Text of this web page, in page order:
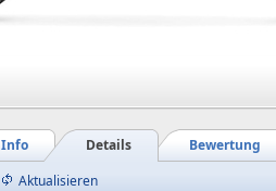
Bewertung
Details
Info
Aktualisieren